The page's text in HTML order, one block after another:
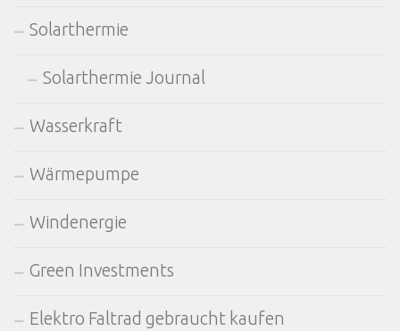
Solarthermie
Solarthermie Journal
Wasserkraft
Wärmepumpe
Windenergie
Green Investments
Elektro Faltrad gebraucht kaufen